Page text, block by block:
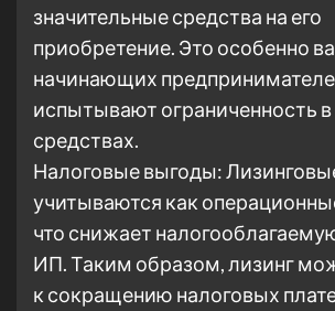
значительные средства на его
приобретение. Это особенно
начинающих
испытывают ограниченность
средствах.
Налоговые выгоды:
учитываются как
что снижает
ИП. Таким образом, лизинг
к сокращению налоговых